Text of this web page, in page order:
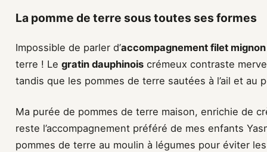
La pomme de terre sous toutes ses formes
Impossible de parler d’accompagnement filet mignon
terre ! Le gratin dauphinois crémeux contraste
tandis que les pommes de terre sautées à l’ail et au
Ma purée de pommes de terre maison, enrichie de
reste l’accompagnement préféré de mes enfants
pommes de terre au moulin à légumes pour éviter